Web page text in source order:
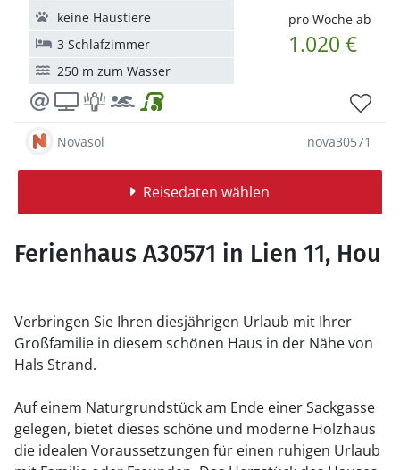
pro Woche ab
1.020 €
keine Haustiere
3 Schlafzimmer
250 m zum Wasser
Novasol nova30571
Reisedaten wählen
Ferienhaus A30571 in Lien 11, Hou
Verbringen Sie Ihren diesjährigen Urlaub mit Ihrer
Großfamilie in diesem schönen Haus in der Nähe von
Hals Strand.
Auf einem Naturgrundstück am Ende einer Sackgasse
gelegen, bietet dieses schöne und moderne Holzhaus
die idealen Voraussetzungen für einen ruhigen Urlaub